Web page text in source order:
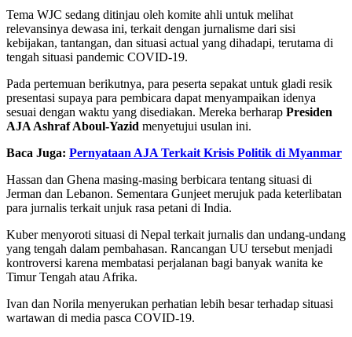
Tema WJC sedang ditinjau oleh komite ahli untuk melihat
relevansinya dewasa ini, terkait dengan jurnalisme dari sisi
kebijakan, tantangan, dan situasi actual yang dihadapi, terutama di
tengah situasi pandemic COVID-19.
Pada pertemuan berikutnya, para peserta sepakat untuk gladi resik
presentasi supaya para pembicara dapat menyampaikan idenya
sesuai dengan waktu yang disediakan. Mereka berharap Presiden
AJA Ashraf Aboul-Yazid menyetujui usulan ini.
Baca Juga: Pernyataan AJA Terkait Krisis Politik di Myanmar
Hassan dan Ghena masing-masing berbicara tentang situasi di
Jerman dan Lebanon. Sementara Gunjeet merujuk pada keterlibatan
para jurnalis terkait unjuk rasa petani di India.
Kuber menyoroti situasi di Nepal terkait jurnalis dan undang-undang
yang tengah dalam pembahasan. Rancangan UU tersebut menjadi
kontroversi karena membatasi perjalanan bagi banyak wanita ke
Timur Tengah atau Afrika.
Ivan dan Norila menyerukan perhatian lebih besar terhadap situasi
wartawan di media pasca COVID-19.